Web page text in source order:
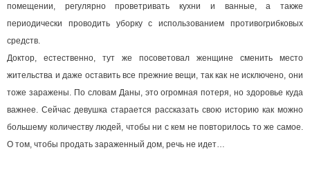
помещении, регулярно проветривать кухни и ванные, а также
периодически проводить уборку с использованием противогрибковых
средств.
Доктор, естественно, тут же посоветовал женщине сменить место
жительства и даже оставить все прежние вещи, так как не исключено, они
тоже заражены. По словам Даны, это огромная потеря, но здоровье куда
важнее. Сейчас девушка старается рассказать свою историю как можно
большему количеству людей, чтобы ни с кем не повторилось то же самое.
О том, чтобы продать зараженный дом, речь не идет…